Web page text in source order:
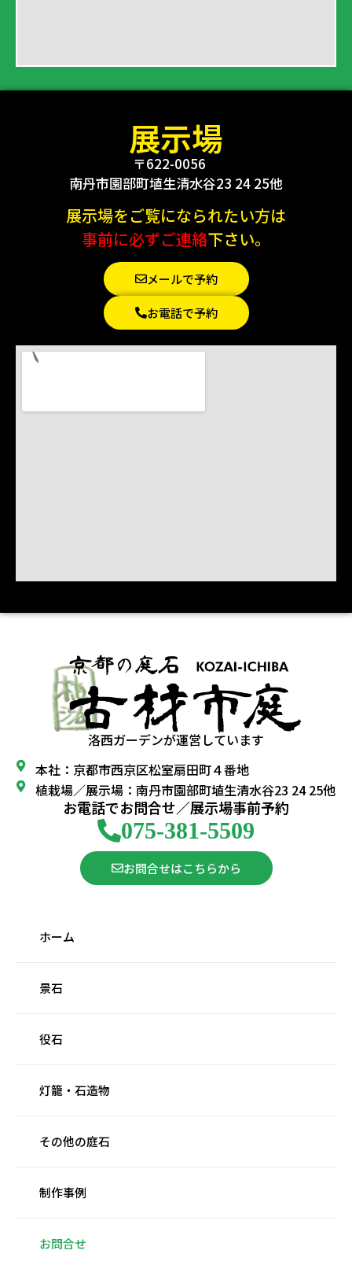
展示場
〒622-0056
南丹市園部町埴生清水谷23 24 25他
展示場をご覧になられたい方は
事前に必ずご連絡下さい。
メールで予約
お電話で予約
洛西ガーデンが運営しています
本社：京都市西京区松室扇田町４番地
植栽場／展示場：南丹市園部町埴生清水谷23 24 25他
お電話でお問合せ／展示場事前予約
075-381-5509
お問合せはこちらから
ホーム
景石
役石
灯籠・石造物
その他の庭石
制作事例
お問合せ